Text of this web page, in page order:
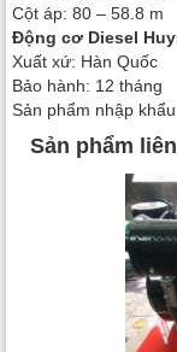
Cột áp: 80 – 58.8 m
Động cơ Diesel
Xuất xứ: Hàn Quốc
Bảo hành: 12 tháng
Sản phẩm nhập
Sản phẩm